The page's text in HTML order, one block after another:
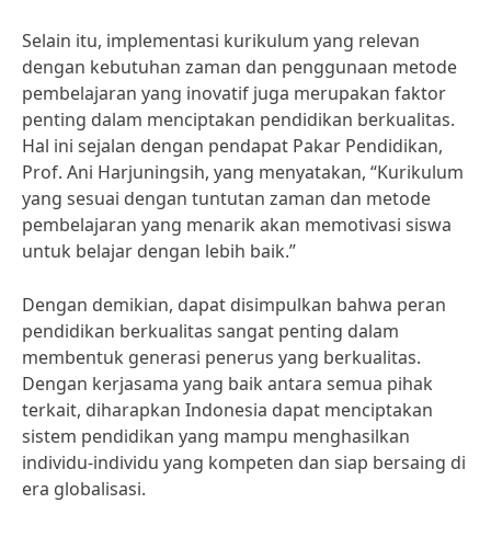
Selain itu, implementasi kurikulum yang relevan
dengan kebutuhan zaman dan penggunaan metode
pembelajaran yang inovatif juga merupakan faktor
penting dalam menciptakan pendidikan berkualitas.
Hal ini sejalan dengan pendapat Pakar Pendidikan,
Prof. Ani Harjuningsih, yang menyatakan, “Kurikulum
yang sesuai dengan tuntutan zaman dan metode
pembelajaran yang menarik akan memotivasi siswa
untuk belajar dengan lebih baik.”
Dengan demikian, dapat disimpulkan bahwa peran
pendidikan berkualitas sangat penting dalam
membentuk generasi penerus yang berkualitas.
Dengan kerjasama yang baik antara semua pihak
terkait, diharapkan Indonesia dapat menciptakan
sistem pendidikan yang mampu menghasilkan
individu-individu yang kompeten dan siap bersaing di
era globalisasi.